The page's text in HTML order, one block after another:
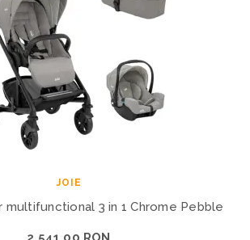
JOIE
multifunctional 3 in 1 Chrome Pebble